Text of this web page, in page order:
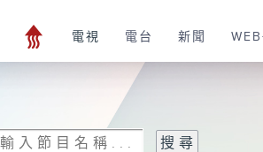
電視 電台 新聞